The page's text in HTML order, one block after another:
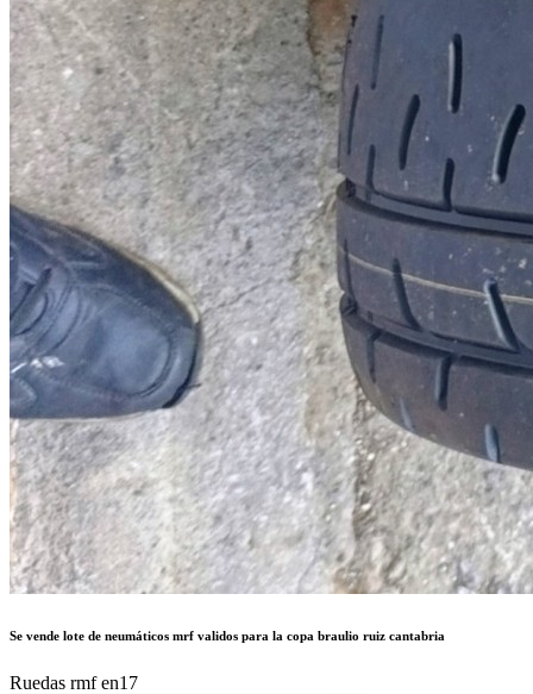
Se vende lote de neumáticos mrf validos para la copa braulio ruiz cantabria
Ruedas rmf en17